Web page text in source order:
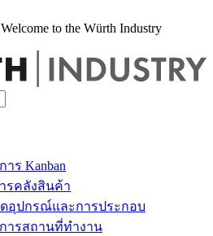
to the Würth Industry
าร Kanban
รคลังสินค้า
อุปกรณ์และการประกอบ
ารสถานที่ทำงาน